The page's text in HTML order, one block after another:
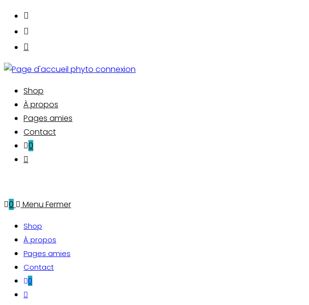
Skip
content
Shop
À propos
Pages amies
Contact
0
Toggle
0
Menu Fermer
Shop
À propos
Pages amies
Contact
0
Toggle